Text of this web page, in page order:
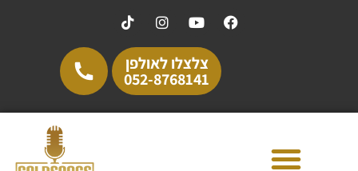
צלצלו לאולפן
052-8768141